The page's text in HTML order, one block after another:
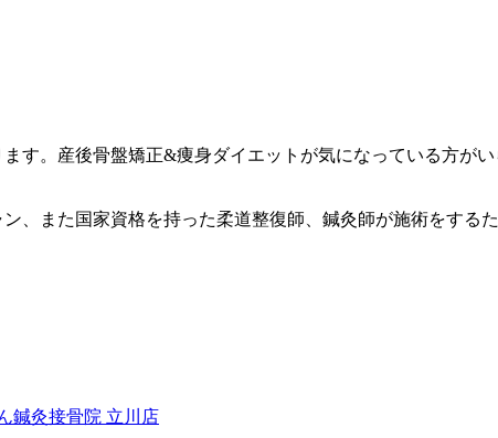
ます。産後骨盤矯正&痩身ダイエットが気になっている方が
また国家資格を持った柔道整復師、鍼灸師が施術をする
鍼灸接骨院 立川店